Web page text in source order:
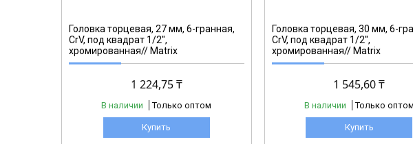
Головка торцевая, 27 мм, 6-гранная,
CrV, под квадрат 1/2",
хромированная// Matrix
1 224,75 ₸
В наличии Только оптом
Купить
Головка торцевая, 30 мм, 6-
CrV, под квадрат 1/2",
хромированная// Matrix
1 545,60 ₸
В наличии Только оптом
Купить